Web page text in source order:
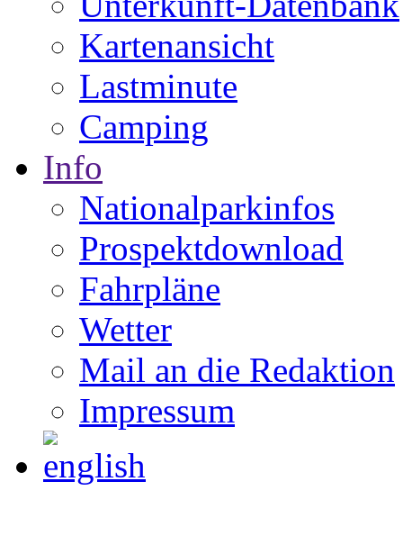
Kartenansicht
Lastminute
Camping
Info
Nationalparkinfos
Prospektdownload
Fahrpläne
Wetter
Mail an die Redaktion
Impressum